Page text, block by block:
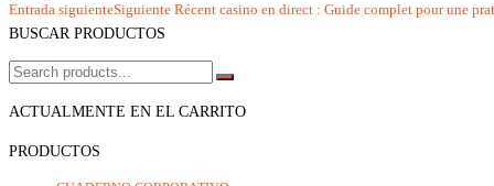
Entrada siguienteSiguiente Récent casino en direct : Guide complet pour une
BUSCAR PRODUCTOS
ACTUALMENTE EN EL CARRITO
PRODUCTOS